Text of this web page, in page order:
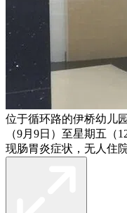
位于循环路的伊桥幼儿
（9月9日）至星期五（
现肠胃炎症状，无人住